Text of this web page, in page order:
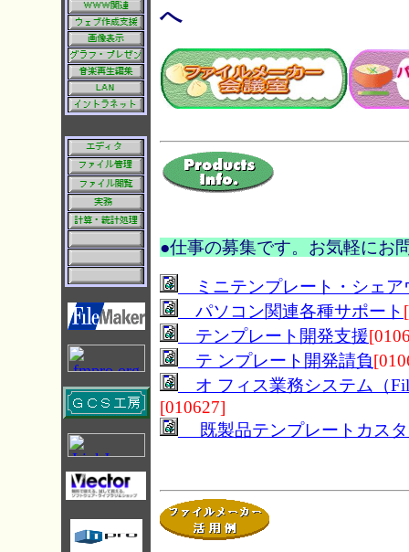
へ
●仕事の募集です。お気軽にお
ミニテンプレート・シェア
パソコン関連各種サポート
テンプレート開発支援
テ ンプレート開発請負
オ フィス業務システム（
[010627]
既製品テンプレートカス